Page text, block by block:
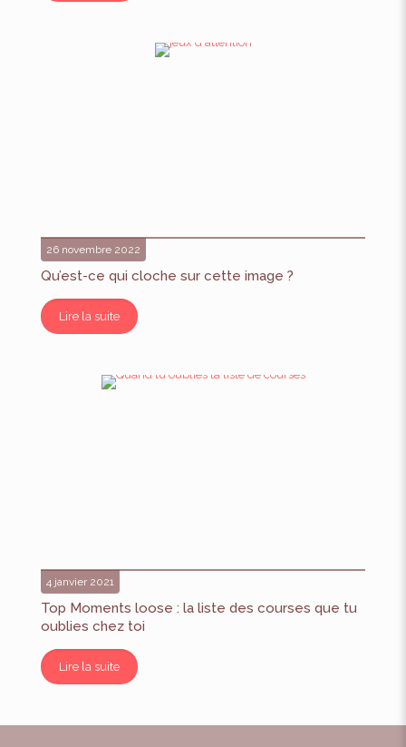
26 novembre 2022
Qu’est-ce qui cloche sur cette image ?
Lire la suite
4 janvier 2021
Top Moments loose : la liste des courses que tu
oublies chez toi
Lire la suite